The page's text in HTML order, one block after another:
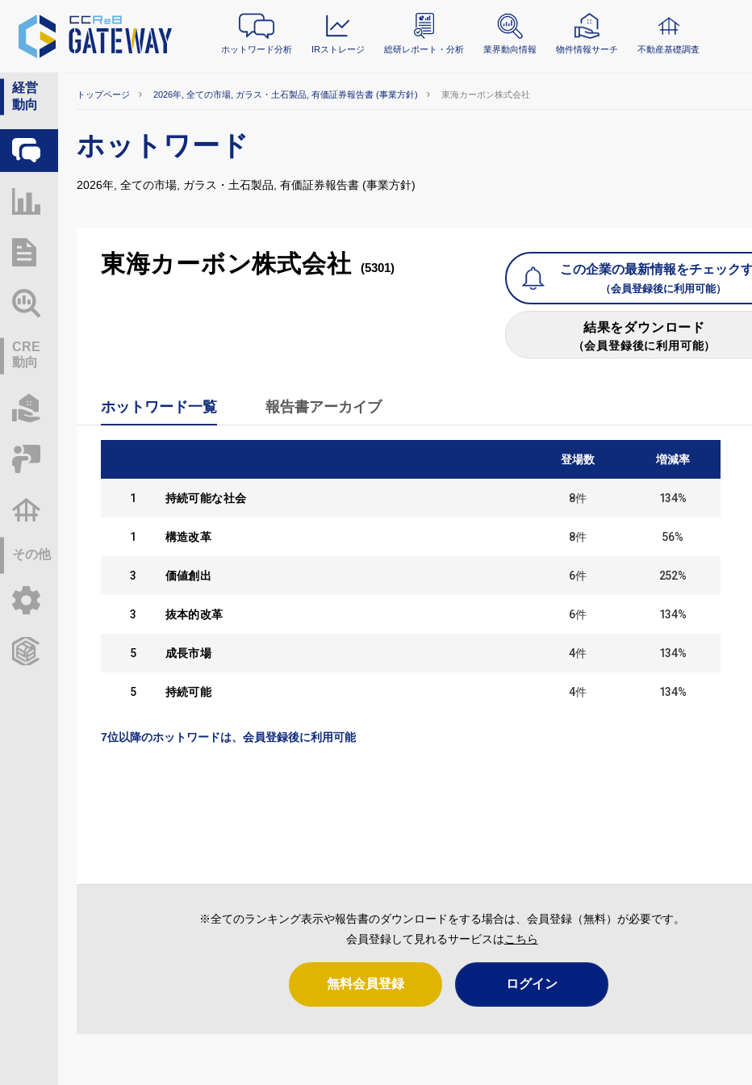
ホットワード分析 IRストレージ 総研レポート・分析 業界動向情報 物件情報サーチ 不動産基礎調査
経営
動向
ホットワード分析
総研レポート・分析
CRE
動向
物件情報サーチ
その他
CCReBサービスのご案内
トップページ 2026年, 全ての市場, ガラス・土石製品, 有価証券報告書 (事業方針) 東海カーボン株式会社
ホットワード
2026年, 全ての市場, ガラス・土石製品, 有価証券報告書 (事業方針)
東海カーボン株式会社 (5301) この企業の最新情報をチェック
（会員登録後に利用可能）
結果をダウンロード
（会員登録後に利用可能）
ホットワード一覧 報告書アーカイブ
登場数 増減率
1 持続可能な社会 8件 134%
1 構造改革 8件 56%
3 価値創出 6件 252%
3 抜本的改革 6件 134%
5 成長市場 4件 134%
5 持続可能 4件 134%
7位以降のホットワードは、会員登録後に利用可能
※全てのランキング表示や報告書のダウンロードをする場合は、会員登録（無料）が必要です。
会員登録して見れるサービスはこちら
無料会員登録 ログイン